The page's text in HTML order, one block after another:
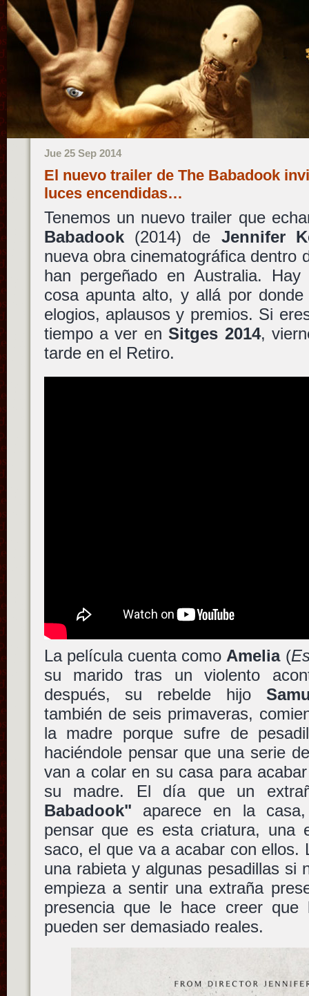
Jue 25 Sep 2014
El nuevo trailer de The Babadook
luces encendidas…
Tenemos un nuevo trailer que
Babadook(2014) de Jennifer
nueva obra cinematográfica dentro
han pergeñado en Australia.
cosa apunta alto, y allá por
elogios, aplausos y premios. Si
tiempo a ver enSitges 2014,
tarde en el Retiro.
La película cuenta como Amelia(
su marido tras un violento
después, su rebelde hijo
también de seis primaveras,
la madre porque sufre de
haciéndole pensar que una serie
van a colar en su casa para
su madre. El día que un
Babadook" aparece en la
pensar que es esta criatura, una
saco, el que va a acabar con ellos.
una rabieta y algunas pesadillas si
empieza a sentir una extraña
presencia que le hace creer
pueden ser demasiado reales.